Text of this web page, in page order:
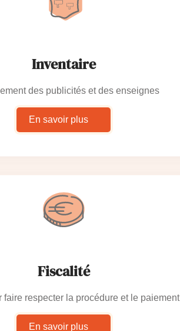
Inventaire
des publicités et des enseignes
En savoir plus
Fiscalité
faire respecter la procédure et le paiement
En savoir plus